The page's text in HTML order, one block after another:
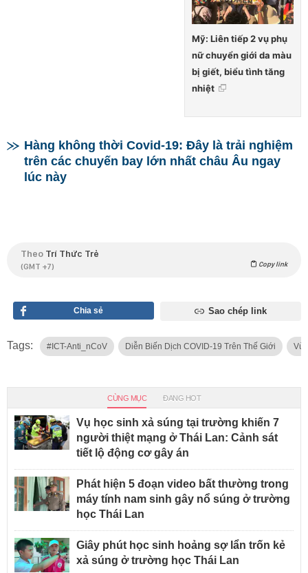
Mỹ: Liên tiếp 2 vụ phụ
nữ chuyển giới da màu
bị giết, biểu tình tăng
nhiệt
Hàng không thời Covid-19: Đây là trải nghiệm
trên các chuyến bay lớn nhất châu Âu ngay
lúc này
Theo Trí Thức Trẻ
(GMT +7) Copy link
Chia sẻ Sao chép link
Tags: #ICT-Anti_nCoV Diễn Biến Dịch COVID-19 Trên Thế Giới
CÙNG MỤC ĐANG HOT
Vụ học sinh xả súng tại trường khiến 7
người thiệt mạng ở Thái Lan: Cảnh sát
tiết lộ động cơ gây án
Phát hiện 5 đoạn video bất thường trong
máy tính nam sinh gây nổ súng ở trường
học Thái Lan
Giây phút học sinh hoảng sợ lẩn trốn kẻ
xả súng ở trường học Thái Lan